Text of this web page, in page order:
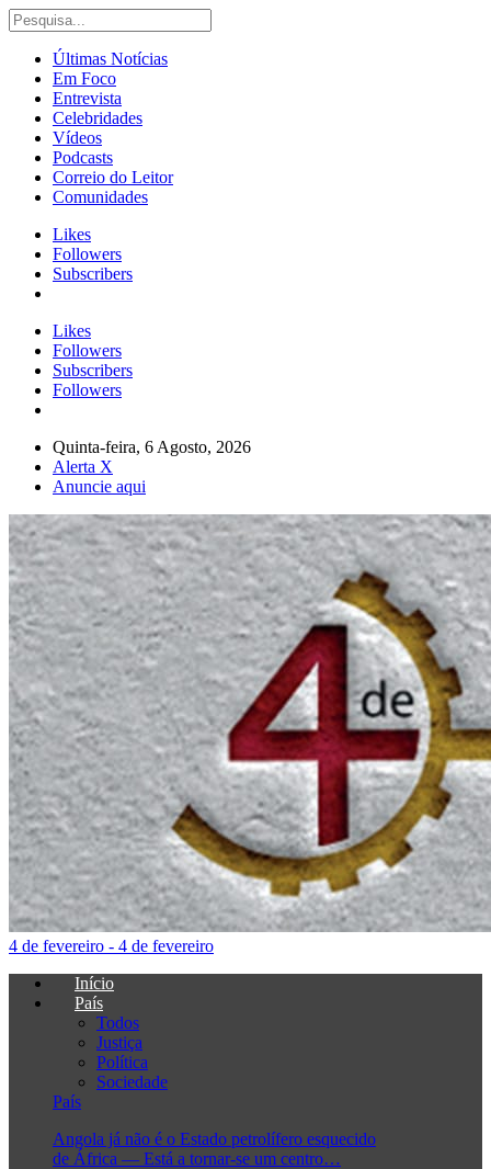
Últimas Notícias
Em Foco
Entrevista
Celebridades
Vídeos
Podcasts
Correio do Leitor
Comunidades
Likes
Followers
Subscribers
Likes
Followers
Subscribers
Followers
Quinta-feira, 6 Agosto, 2026
Alerta X
Anuncie aqui
4 de fevereiro - 4 de fevereiro
Início
País
Todos
Justiça
Política
Sociedade
País
Angola já não é o Estado petrolífero esquecido
de África — Está a tornar-se um centro…